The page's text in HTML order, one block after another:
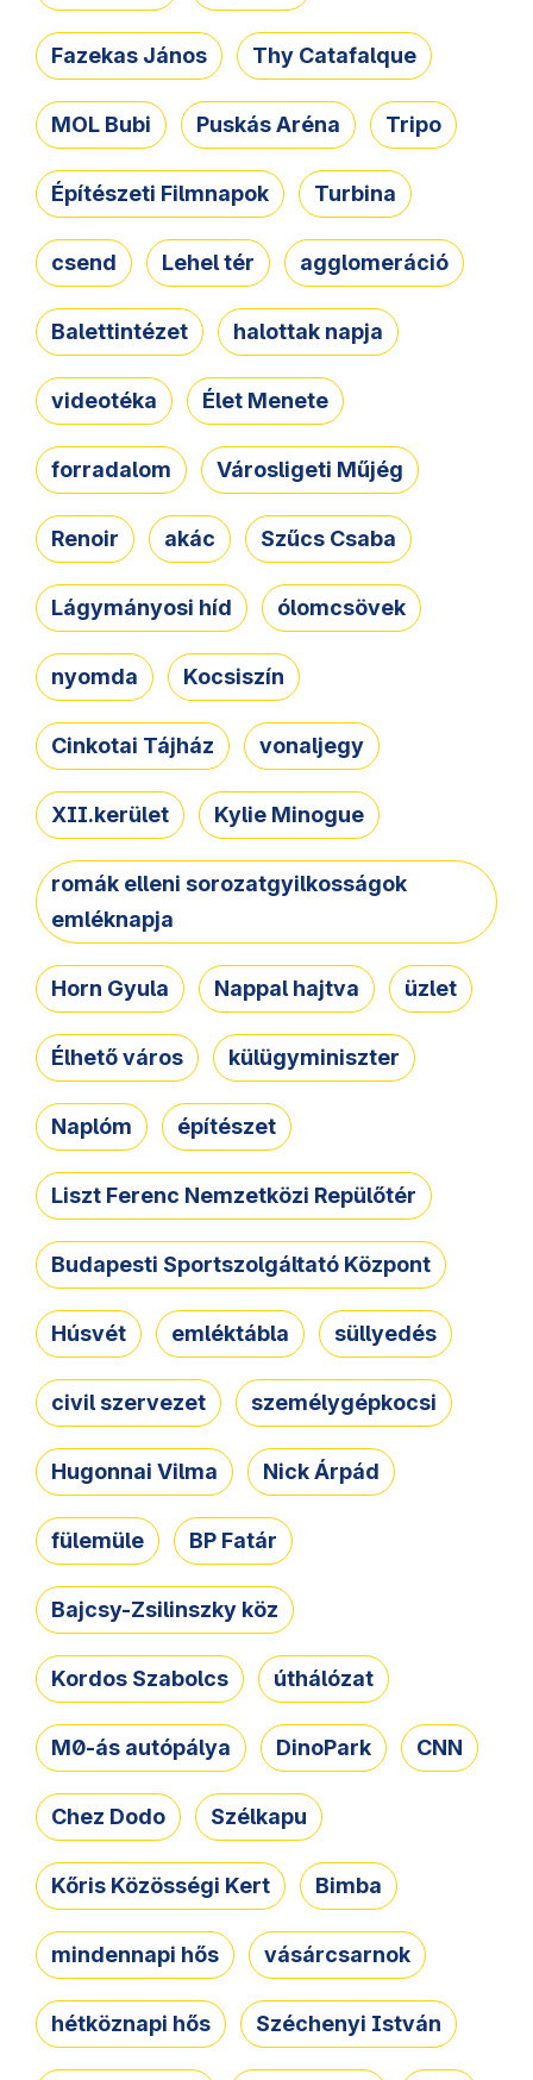
Fazekas János Thy Catafalque
MOL Bubi Puskás Aréna Tripo
Építészeti Filmnapok Turbina
csend Lehel tér agglomeráció
Balettintézet halottak napja
videotéka Élet Menete
forradalom Városligeti Műjég
Renoir akác Szűcs Csaba
Lágymányosi híd ólomcsövek
nyomda Kocsiszín
Cinkotai Tájház vonaljegy
XII.kerület Kylie Minogue
romák elleni sorozatgyilkosságok
emléknapja
Horn Gyula Nappal hajtva üzlet
Élhető város külügyminiszter
Naplóm építészet
Liszt Ferenc Nemzetközi Repülőtér
Budapesti Sportszolgáltató Központ
Húsvét emléktábla süllyedés
civil szervezet személygépkocsi
Hugonnai Vilma Nick Árpád
fülemüle BP Fatár
Bajcsy-Zsilinszky köz
Kordos Szabolcs úthálózat
M0-ás autópálya DinoPark CNN
Chez Dodo Szélkapu
Kőris Közösségi Kert Bimba
mindennapi hős vásárcsarnok
hétköznapi hős Széchenyi István